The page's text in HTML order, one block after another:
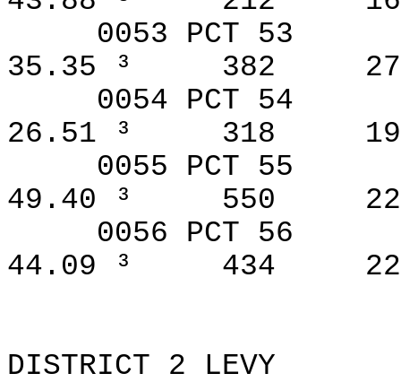
0053 PCT 53
35.35 ³
382
0054 PCT 54
26.51 ³
318
0055 PCT 55
49.40 ³
550
0056 PCT 56
44.09 ³
434
DISTRICT 2 LEVY